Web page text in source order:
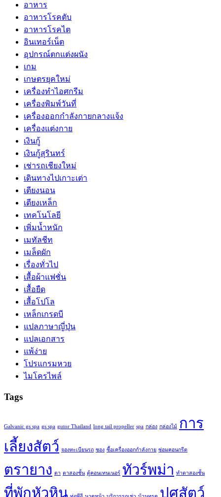
อาหาร
อาหารโรคตับ
อาหารโรคไต
อินเทอร์เน็ต
อุปกรณ์ตกแต่งผนัง
เกม
เกษตรยุคใหม่
เครื่องทำไอศกรีม
เครื่องพิมพ์วันที่
เครื่องออกกำลังกายกลางแจ้ง
เครื่องแต่งกาย
เงินกู้
เงินกู้สุรินทร์
เช่ารถเชียงใหม่
เดินทางไปเกาะเต่า
เตียงนอน
เตียงเหล็ก
เทคโนโลยี
เพิ่มน้ำหนัก
เมทัลชีท
เมล็ดผัก
เรื่องทั่วไป
เสื้อผ้าแฟชั่น
เสื้อยืด
เสื้อโปโล
เหล็กเกรดบี
แปลภาษาญี่ปุ่น
แปลเอกสาร
แพ้ง่าย
โปรแกรมหวย
ไมโครไพล์
Tags
Galvanic gs spa gs spa gutor Thailand long tail propeller spa กล่อง กล่องไม้
การ
เลี้ยงสัตว์ จองทะเบียนรถ ซอง ซื้อเครื่องออกกำลังกาย ซ่อมคอนกรีต
ตรายาง ตา ตาสองชั้น ตู้คอนเทนเนอร์ ทัวร์พม่า ทำตาสองชั้น
ที่พักหัวหิน
ปศุสัตว์